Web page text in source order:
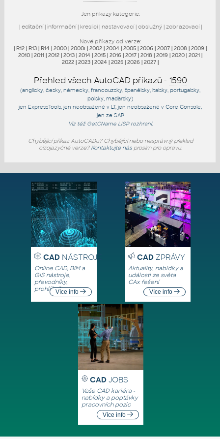
Jen příkazy kategorie:
| editační| informační| kreslicí| nastavovací| obslužný| zobrazovací|
Nové příkazy od verze:
| R12 | R13 | R14 | 2000 | 2000i | 2002 | 2004 | 2005 | 2006 | 2007 | 2008 | 2009 |
2010 | 2011 | 2012 | 2013 | 2014 | 2015 | 2016 | 2017 | 2018 | 2019 | 2020 | 2021 |
2022 | 2023 | 2024 | 2025 | 2026 | 2027 |
Přehled všech AutoCAD příkazů - 1590
(anglicky, česky, německy, francouzsky, španělsky, italsky, portugalsky,
polsky, maďarsky)
jen ExpressTools , jen neobsažené v LT, jen neobsažené v Core Console
jen ze SAP
Viz též GetCNameLISP rozhraní.
Chybějící příkaz AutoCADu? Chybějící nebo nesprávný překlad
cizojazyčné verze? Kontaktujte násprosím pro opravu.
CADNÁSTROJE
Online CAD, BIM a
GIS nástroje,
převodníky,
prohlížečeVíce info
CADZPRÁVY
Aktuality, nabídky a
události ze světa
CAx řešení
Více info
CAD JOBS
Vaše CAD kariéra -
nabídky a poptávky
pracovních pozic
Více info